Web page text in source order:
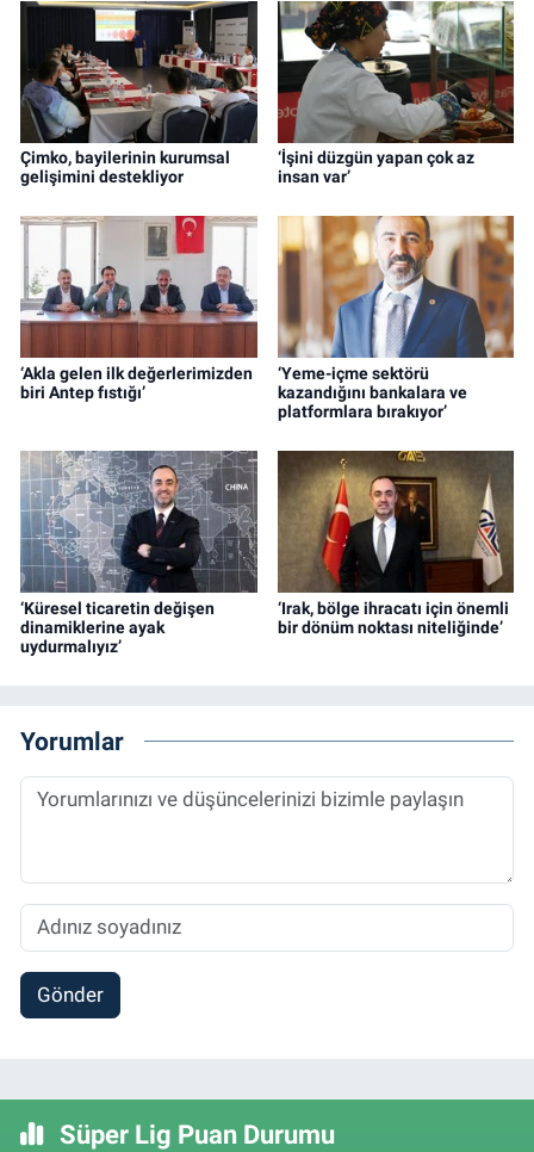
Çimko, bayilerinin kurumsal
gelişimini destekliyor
‘İşini düzgün yapan çok az
insan var’
‘Akla gelen ilk değerlerimizden
biri Antep fıstığı’
‘Yeme-içme sektörü
kazandığını bankalara ve
platformlara bırakıyor’
‘Küresel ticaretin değişen
dinamiklerine ayak
uydurmalıyız’
‘Irak, bölge ihracatı için önemli
bir dönüm noktası niteliğinde’
Yorumlar
Gönder
Süper Lig Puan Durumu